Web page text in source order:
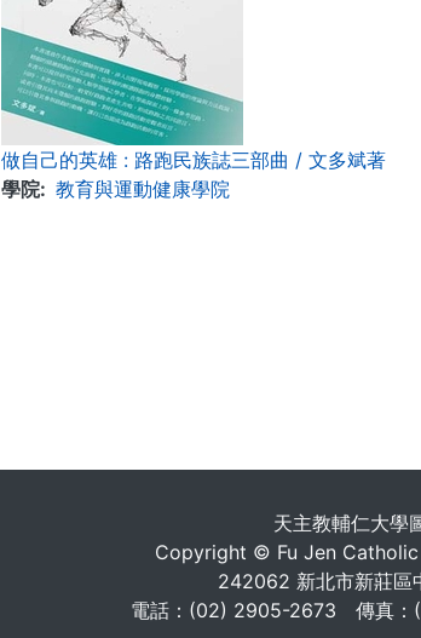
做自己的英雄 : 路跑民族誌三部曲 / 文多斌著
學院
教育與運動健康學院
天主教輔仁大學
Copyright © Fu Jen
242062 新北市新莊區
電話：(02) 2905-2673 傳真：